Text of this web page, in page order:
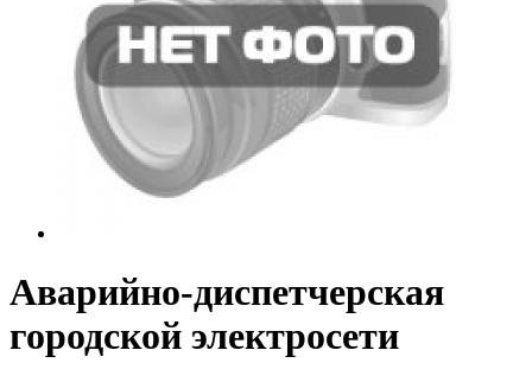
Аварийно-диспетчерская
городской электросети